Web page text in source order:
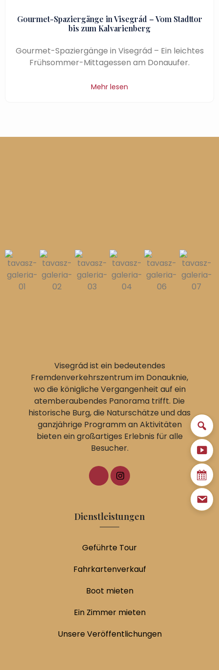
Gourmet-Spaziergänge in Visegrád – Vom Stadttor
bis zum Kalvarienberg
Gourmet-Spaziergänge in Visegrád – Ein leichtes
Frühsommer-Mittagessen am Donauufer.
Mehr lesen
Visegrád ist ein bedeutendes
Fremdenverkehrszentrum im Donauknie,
wo die königliche Vergangenheit auf ein
atemberaubendes Panorama trifft. Die
historische Burg, die Naturschätze und das
ganzjährige Programm an Aktivitäten
bieten ein großartiges Erlebnis für alle
Besucher.
Dienstleistungen
Geführte Tour
Fahrkartenverkauf
Boot mieten
Ein Zimmer mieten
Unsere Veröffentlichungen